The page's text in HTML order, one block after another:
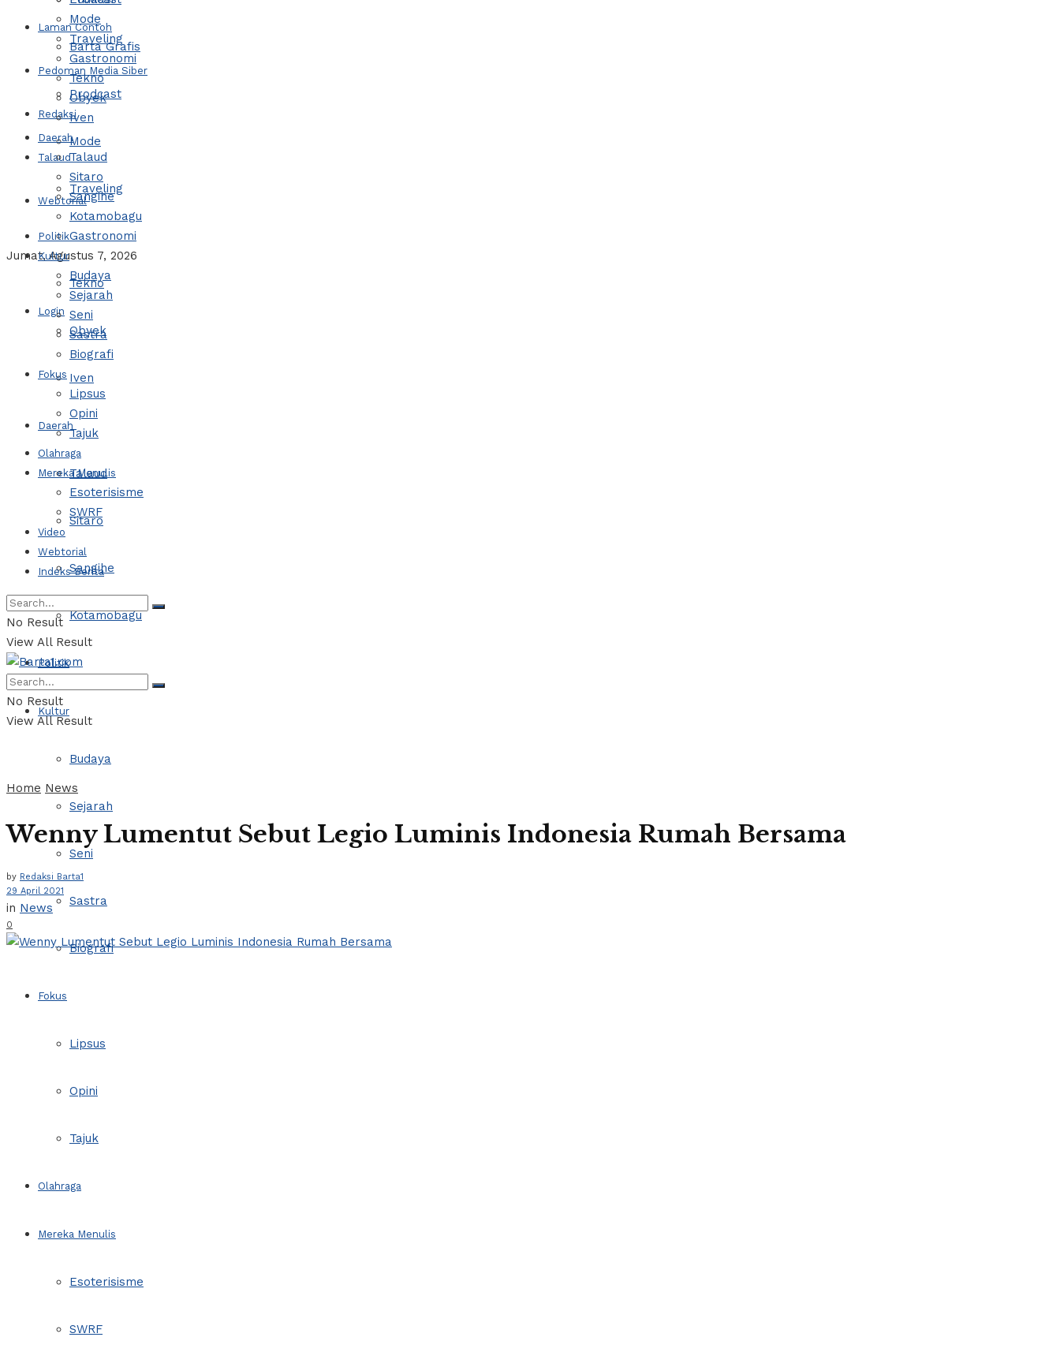
Laman Contoh
Pedoman Media Siber
Redaksi
Talaud
Webtorial
Jumat, Agustus 7, 2026
Login
Barta Grafis
Prodcast
Mode
Traveling
Gastronomi
Tekno
Obyek
Iven
Daerah
Talaud
Sitaro
Sangihe
Kotamobagu
Politik
Kultur
Budaya
Sejarah
Seni
Sastra
Biografi
Fokus
Lipsus
Opini
Tajuk
Olahraga
Mereka Menulis
Esoterisisme
SWRF
Mode
Traveling
Gastronomi
Tekno
Obyek
Iven
Daerah
Talaud
Sitaro
Sangihe
Kotamobagu
Politik
Kultur
Budaya
Sejarah
Seni
Sastra
Biografi
Fokus
Lipsus
Opini
Tajuk
Olahraga
Mereka Menulis
Esoterisisme
SWRF
Video
Webtorial
Indeks Berita
No Result
View All Result
No Result
View All Result
Home News
Wenny Lumentut Sebut Legio Luminis Indonesia Rumah Bersama
by Redaksi Barta1
29 April 2021
in News
0